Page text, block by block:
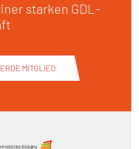
starken GDL-
MITGLIED